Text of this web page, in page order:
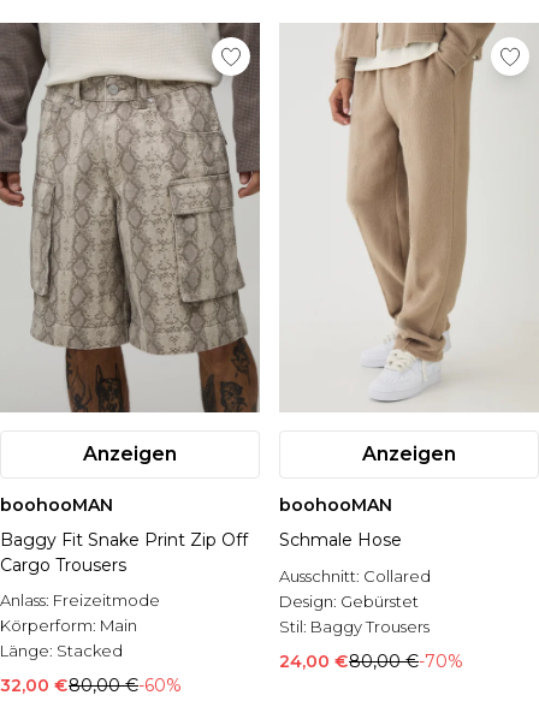
Anzeigen
boohooMAN
Baggy Fit Snake Print Zip Off
Cargo Trousers
Anlass: Freizeitmode
Körperform: Main
Länge: Stacked
32,00 €80,00 €-60%
Anzeigen
boohooMAN
Schmale Hose
Ausschnitt: Collared
Design: Gebürstet
Stil: Baggy Trousers
24,00 €80,00 €-70%